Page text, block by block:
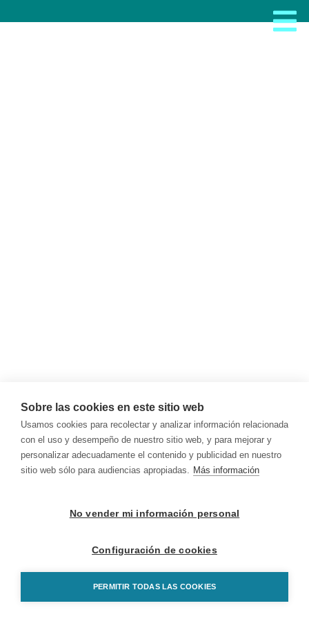
Sobre las cookies en este sitio web
Usamos cookies para recolectar y analizar información relacionada
con el uso y desempeño de nuestro sitio web, y para mejorar y
personalizar adecuadamente el contenido y publicidad en nuestro
sitio web sólo para audiencias apropiadas. Más información
No vender mi información personal
Configuración de cookies
PERMITIR TODAS LAS COOKIES